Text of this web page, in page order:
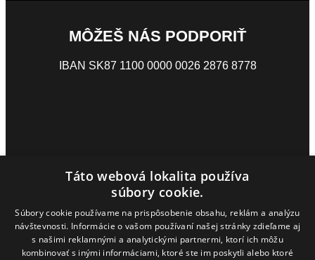
MÔŽEŠ NÁS PODPORIŤ
IBAN SK87 1100 0000 0026 2876 8778
Táto webová lokalita používa
súbory cookie.
Súbory cookie používame na prispôsobenie obsahu, reklám a analýzu
návštevnosti. Informácie o vašom používaní našej stránky zdieľame aj
s našimi reklamnými a analytickými partnermi, ktorí ich môžu
kombinovať s inými informáciami, ktoré ste im poskytli alebo ktoré